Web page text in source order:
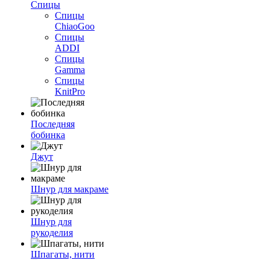
Спицы
Спицы
ChiaoGoo
Спицы
ADDI
Спицы
Gamma
Спицы
KnitPro
Последняя
бобинка
Джут
Шнур для макраме
Шнур для
рукоделия
Шпагаты, нити